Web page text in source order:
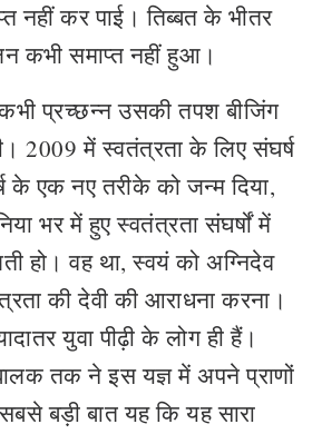
नहीं कर पाई। तिब्बत के भीतर
कभी समाप्त नहीं हुआ।
प्रच्छन्न उसकी तपश बीजिंग
2009 में स्वतंत्रता के लिए संघर्ष
के एक नए तरीके को जन्म दिया,
भर में हुए स्वतंत्रता संघर्षों में
हो। वह था, स्वयं को अग्निदेव
की देवी की आराधना करना।
युवा पीढ़ी के लोग ही हैं।
तक ने इस यज्ञ में अपने प्राणों
बड़ी बात यह कि यह सारा